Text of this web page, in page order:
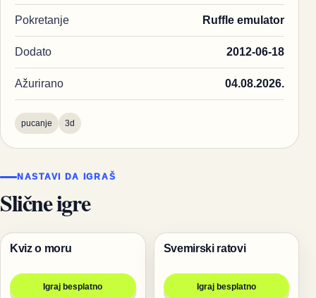
Pokretanje Ruffle emulator
Dodato 2012-06-18
Ažurirano 04.08.2026.
pucanje 3d
NASTAVI DA IGRAŠ
Slične igre
Igre
Kviz o moru
Igraj besplatno
Pucanje
Svemirski ratovi
Igraj besplatno